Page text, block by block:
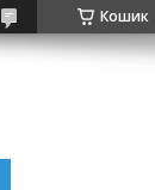
Кошик